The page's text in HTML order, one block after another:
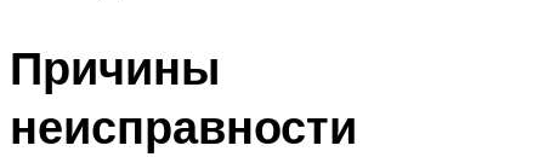
Причины
неисправности